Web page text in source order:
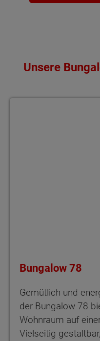
Unsere
Bungalow 78
Gemütlich und
der Bungalow 78
Wohnraum auf
Vielseitig